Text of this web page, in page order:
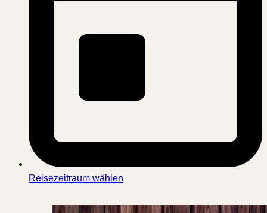
Reisezeitraum wählen